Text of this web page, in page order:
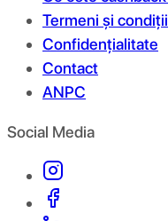
Termeni și condiții
Confidențialitate
Contact
ANPC
Social Media